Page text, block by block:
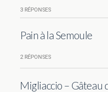
3 RÉPONSES
Pain à la Semoule
2 RÉPONSES
Migliaccio – Gâteau